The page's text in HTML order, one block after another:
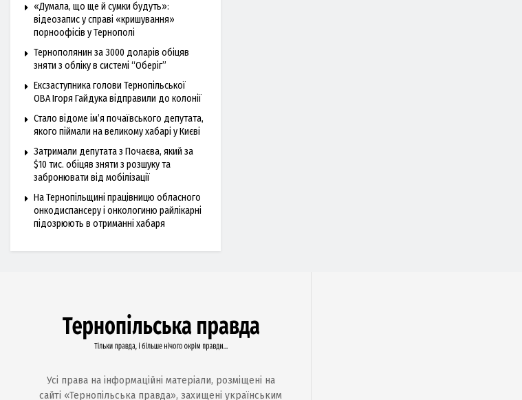
«Думала, що ще й сумки будуть»:
відеозапис у справі «кришування»
порноофісів у Тернополі
Тернополянин за 3000 доларів обіцяв
зняти з обліку в системі “Оберіг”
Ексзаступника голови Тернопільської
ОВА Ігоря Гайдука відправили до колонії
Стало відоме ім’я почаївського депутата,
якого піймали на великому хабарі у Києві
Затримали депутата з Почаєва, який за
$10 тис. обіцяв зняти з розшуку та
забронювати від мобілізації
На Тернопільщині працівницю обласного
онкодиспансеру і онкологиню райлікарні
підозрюють в отриманні хабаря
Усі права на інформаційні матеріали, розміщені на
сайті «Тернопільська правда», захищені українським